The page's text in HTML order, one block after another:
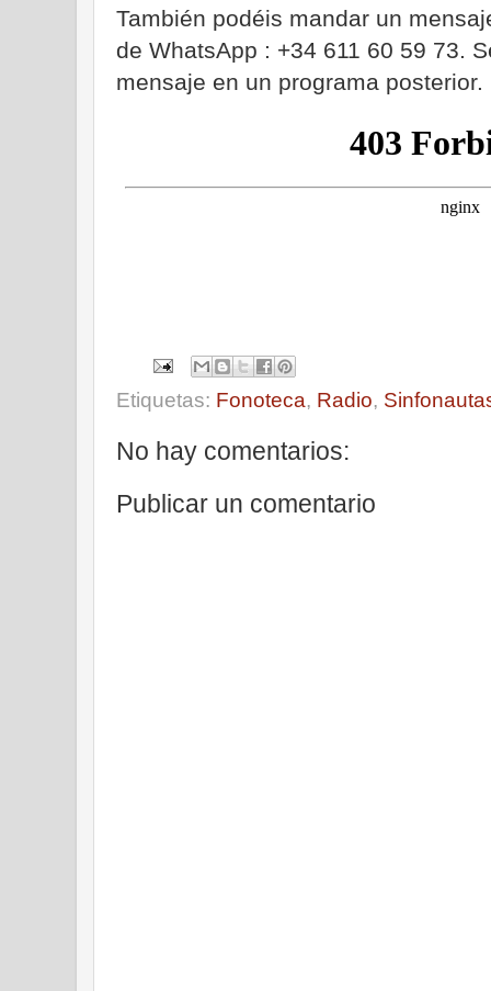
También podéis mandar un
de WhatsApp : +34 611 60 59 73.
mensaje en un programa posterior.
Etiquetas: Fonoteca, Radio,
No hay comentarios:
Publicar un comentario